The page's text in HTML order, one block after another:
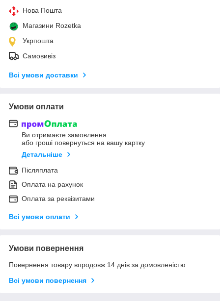
Нова Пошта
Магазини Rozetka
Укрпошта
Самовивіз
Всі умови доставки
Умови оплати
Ви отримаєте замовлення
або гроші повернуться на вашу картку
Детальніше
Післяплата
Оплата на рахунок
Оплата за реквізитами
Всі умови оплати
Умови повернення
Повернення товару впродовж 14 днів за домовленістю
Всі умови повернення